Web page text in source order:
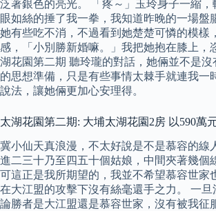
泛著銀色的亮光。 「疼～」玉玲身子一縮
眼如絲的捶了我一拳，我知道昨晚的一場盤
她有些吃不消，不過看到她楚楚可憐的模樣
感，「小別勝新婚嘛。」我把她抱在膝上，
湖花園第二期 聽玲瓏的對話，她倆並不是沒
的思想準備，只是有些事情太棘手就連我一
說法，讓她倆更加心安理得。
太湖花園第二期: 大埔太湖花園2房 以590萬
冀小仙天真浪漫，不太好說是不是慕容的線
進二三十乃至四五十個姑娘，中間夾著幾個
可這正是我所期望的，我並不希望慕容世家
在大江盟的攻擊下沒有絲毫還手之力。 一
論勝者是大江盟還是慕容世家，沒有被我征